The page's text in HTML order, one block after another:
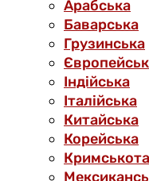
Арабська
Баварська
Грузинська
Індійська
Італійська
Китайська
Корейська